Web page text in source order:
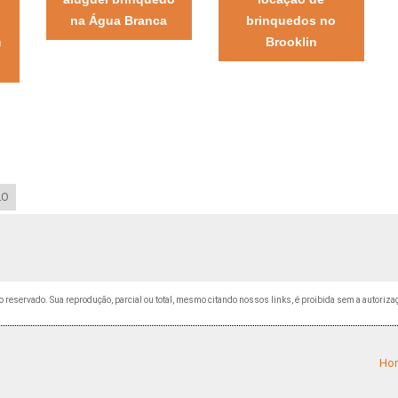
na Água Branca
brinquedos no
Brooklin
reservado. Sua reprodução, parcial ou total, mesmo citando nossos links, é proibida sem a